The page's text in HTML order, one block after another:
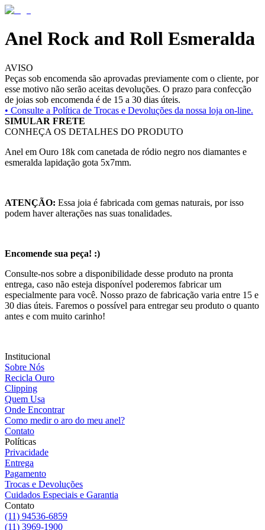
Anel Rock and Roll Esmeralda
AVISO
Peças sob encomenda são aprovadas previamente com o cliente, por
esse motivo não serão aceitas devoluções. O prazo para confecção
de joias sob encomenda é de 15 a 30 dias úteis.
• Consulte a Política de Trocas e Devoluções da nossa loja on-line.
SIMULAR FRETE
CONHEÇA OS DETALHES DO PRODUTO
Anel em Ouro 18k com canetada de ródio negro nos diamantes e
esmeralda lapidação gota 5x7mm.
ATENÇÃO: Essa joia é fabricada com gemas naturais, por isso
podem haver alterações nas suas tonalidades.
Encomende sua peça! :)
Consulte-nos sobre a disponibilidade desse produto na pronta
entrega, caso não esteja disponível poderemos fabricar um
especialmente para você. Nosso prazo de fabricação varia entre 15 e
30 dias úteis. Faremos o possível para entregar seu produto o quanto
antes e com muito carinho!
Institucional
Sobre Nós
Recicla Ouro
Clipping
Quem Usa
Onde Encontrar
Como medir o aro do meu anel?
Contato
Políticas
Privacidade
Entrega
Pagamento
Trocas e Devoluções
Cuidados Especiais e Garantia
Contato
(11) 94536-6859
(11) 3969-1900